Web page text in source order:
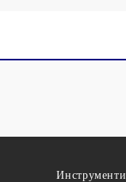
Инструменти